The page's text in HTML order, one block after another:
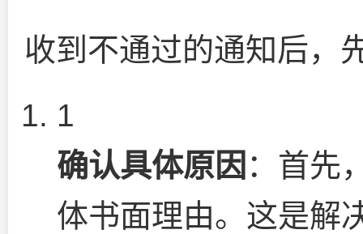
收到不通过的通知后，
1
确认具体原因 ：首先
体书面理由。这是解